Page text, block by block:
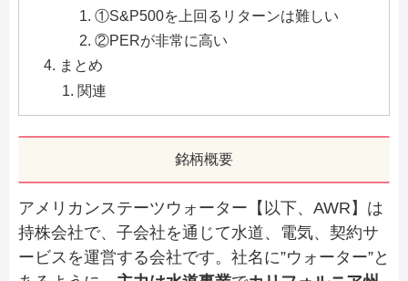
①S&P500を上回るリターンは難しい
②PERが非常に高い
まとめ
関連
銘柄概要
アメリカンステーツウォーター【以下、AWR】は
持株会社で、子会社を通じて水道、電気、契約サ
ービスを運営する会社です。社名に”ウォーター”と